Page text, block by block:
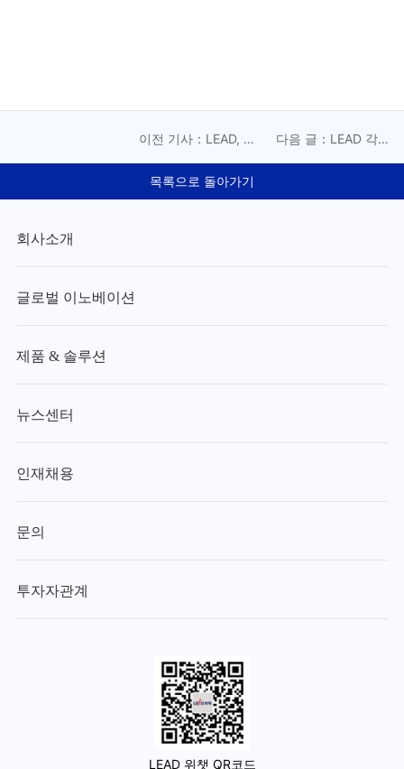
이전 기사：LEAD, 차
공 납품
다음 글：LEAD 각형
목록으로 돌아가기
회사소개
글로벌 이노베이션
제품 & 솔루션
뉴스센터
인재채용
문의
투자자관계
LEAD 위챗 QR코드